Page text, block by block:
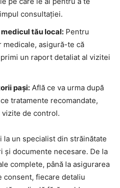
consultației.
tău local: Pentru
asigură-te că
un raport detaliat al vizitei
pași: Află ce va urma după
tratamente recomandate,
de control.
un specialist din străinătate
și documente necesare. De la
complete, până la asigurarea
consent, fiecare detaliu